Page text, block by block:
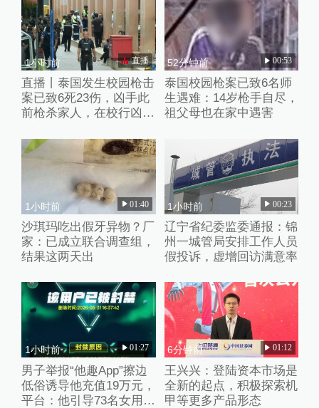
1小时前 直播
直播丨泰国发生校园枪击
案已致6死23伤，凶手此
前枪杀家人，在校行凶后
52分钟前 00:53
泰国校园枪案已致6名师
生遇难：14岁枪手自尽，
祖父母也在家中遇害
1小时前 01:40
沙琪玛吃出假牙异物？厂
家：已成立联合调查组，
结果这两天出
1小时前 00:23
辽宁省纪委监委通报：锦
州一城管局安排工作人员
假投诉，虚增回访满意率
1小时前 01:27
男子举报“他趣App”擦边
低俗诱导他充值19万元，
平台：他引导73名女用户
6分钟前 01:12
王兴兴：登陆资本市场是
全新的起点，积极探索机
甲等更多产品形态